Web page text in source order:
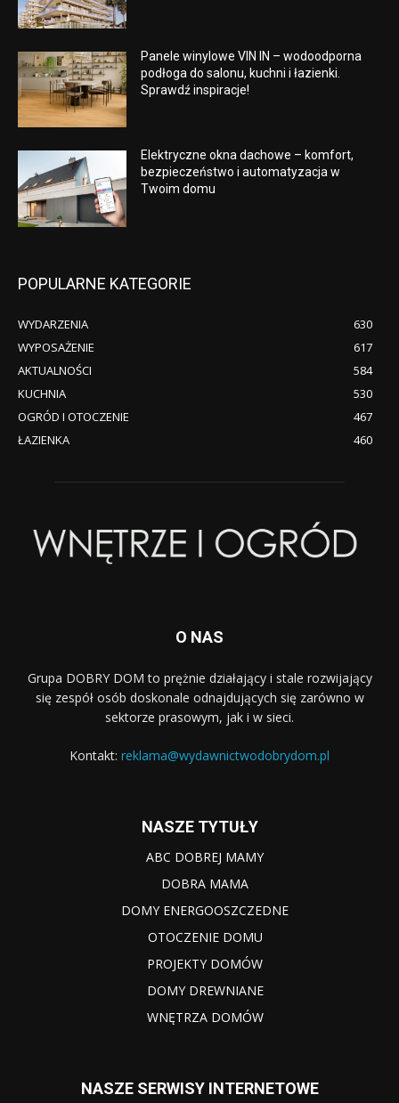
Panele winylowe VIN IN – wodoodporna
podłoga do salonu, kuchni i łazienki.
Sprawdź inspiracje!
Elektryczne okna dachowe – komfort,
bezpieczeństwo i automatyzacja w
Twoim domu
POPULARNE KATEGORIE
WYDARZENIA
630
WYPOSAŻENIE
617
AKTUALNOŚCI
584
KUCHNIA
530
OGRÓD I OTOCZENIE
467
ŁAZIENKA
460
O NAS
Grupa DOBRY DOM to prężnie działający i stale rozwijający
się zespół osób doskonale odnajdujących się zarówno w
sektorze prasowym, jak i w sieci.
Kontakt: reklama@wydawnictwodobrydom.pl
NASZE TYTUŁY
ABC DOBREJ MAMY
DOBRA MAMA
DOMY ENERGOOSZCZEDNE
OTOCZENIE DOMU
PROJEKTY DOMÓW
DOMY DREWNIANE
WNĘTRZA DOMÓW
NASZE SERWISY INTERNETOWE